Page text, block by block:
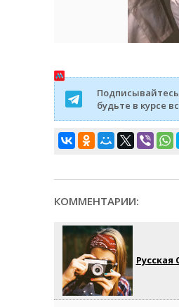
будьте в курсе
КОММЕНТАРИИ:
Русская